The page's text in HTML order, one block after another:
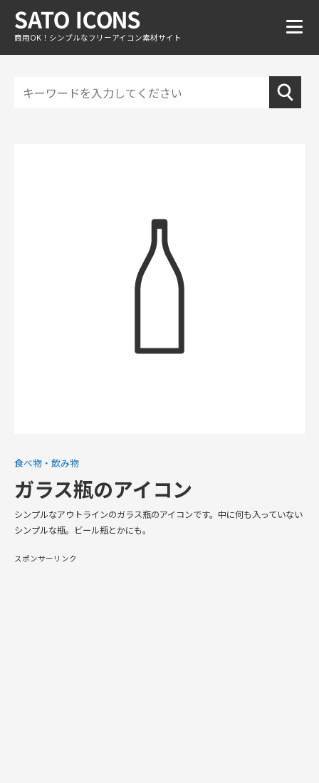
商用OK！シンプルなフリーアイコン素材サイト
食べ物・飲み物
ガラス瓶のアイコン
シンプルなアウトラインのガラス瓶のアイコンです。中に何も入っていない
シンプルな瓶。ビール瓶とかにも。
スポンサーリンク